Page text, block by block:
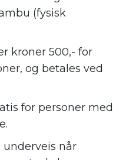
(fysisk
kroner 500,- for
og betales ved
for personer med
når